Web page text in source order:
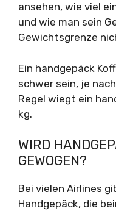
ansehen, wie viel
und wie man sein
Gewichtsgrenze
Ein handgepäck
schwer sein, je
Regel wiegt ein
kg.
WIRD
GEWOGEN?
Bei vielen Airlines
Handgepäck, die